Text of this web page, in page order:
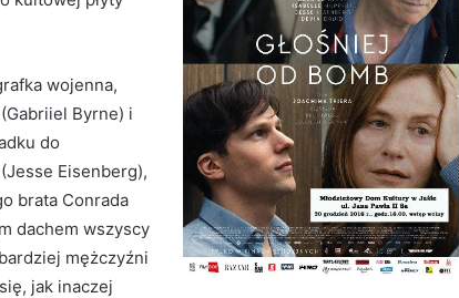
wojenna,
Byrne) i
do
Eisenberg),
brata Conrada
dachem wszyscy
mężczyźni
jak inaczej